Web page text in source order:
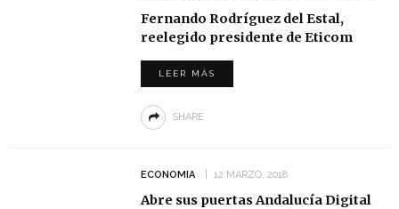
Fernando Rodríguez del Estal,
reelegido presidente de Eticom
LEER MÁS
SHARE
ECONOMIA 12 MARZO, 2018
Abre sus puertas Andalucía Digital